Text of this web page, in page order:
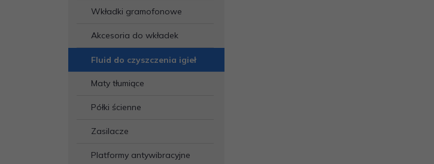
Wkładki gramofonowe
Akcesoria do wkładek
Fluid do czyszczenia igieł
Maty tłumiące
Półki ścienne
Zasilacze
Platformy antywibracyjne